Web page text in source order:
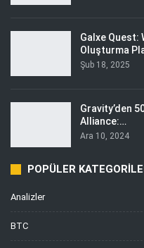
Galxe Quest:
Oluşturma
Şub 18, 2025
Gravity’den
Alliance:…
Ara 10, 2024
POPÜLER
Analizler
BTC